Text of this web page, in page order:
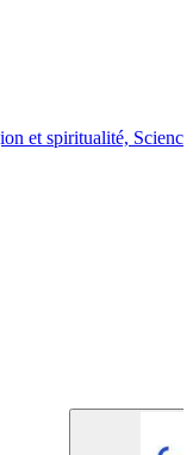
et spiritualité,